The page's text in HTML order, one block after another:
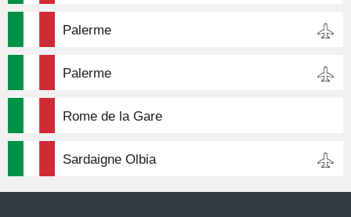
Palerme
Palerme
Rome de la Gare
Sardaigne Olbia